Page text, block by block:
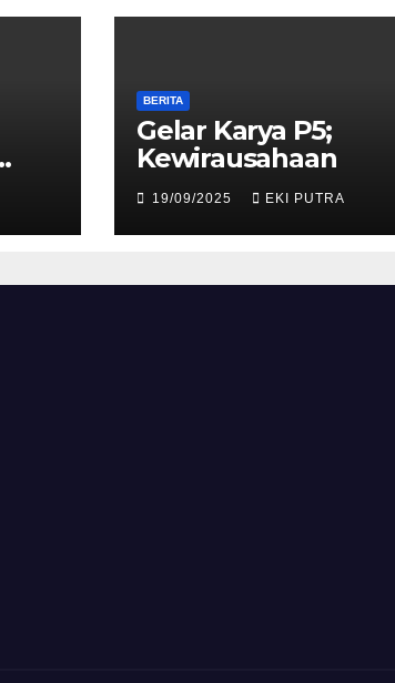
BERITA
Gelar Karya P5;
Kewirausahaan
19/09/2025 EKI PUTRA